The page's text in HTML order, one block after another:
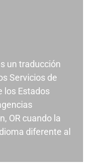
un traducción
Servicios de
los Estados
OR cuando la
diferente al